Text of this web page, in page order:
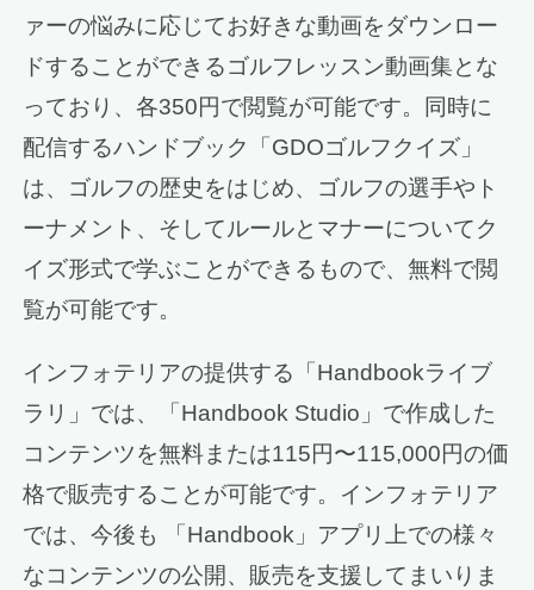
ァーの悩みに応じてお好きな動画をダウンロー
ドすることができるゴルフレッスン動画集とな
っており、各350円で閲覧が可能です。同時に
配信するハンドブック「GDOゴルフクイズ」
は、ゴルフの歴史をはじめ、ゴルフの選手やト
ーナメント、そしてルールとマナーについてク
イズ形式で学ぶことができるもので、無料で閲
覧が可能です。
インフォテリアの提供する「Handbookライブ
ラリ」では、「Handbook Studio」で作成した
コンテンツを無料または115円〜115,000円の価
格で販売することが可能です。インフォテリア
では、今後も 「Handbook」アプリ上での様々
なコンテンツの公開、販売を支援してまいりま